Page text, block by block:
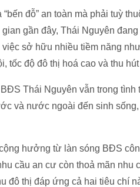
đỗ” an toàn mà phải tuỳ
gần đây, Thái Nguyên đang
sở hữu nhiều tiềm năng
tốc độ đô thị hoá cao và thu
Thái Nguyên vẫn trong tình
và nước ngoài đến sinh
hưởng từ làn sóng BĐS
cầu an cư còn thoả mãn nhu
đô thị đáp ứng cả hai tiêu chí